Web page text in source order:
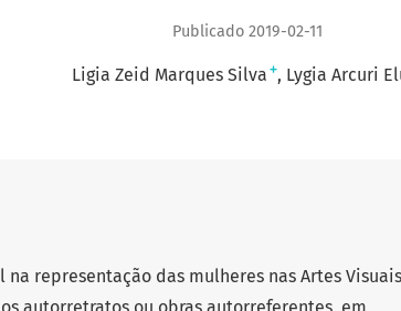
Publicado 2019-02-11
Ligia Zeid Marques Silva + Lygia Arcuri
representação das mulheres nas Artes